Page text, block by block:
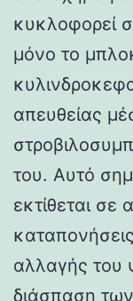
κυκλοφορεί
μόνο το
απευθείας
του. Αυτό
εκτίθεται σε
αλλαγής του
διάσπαση